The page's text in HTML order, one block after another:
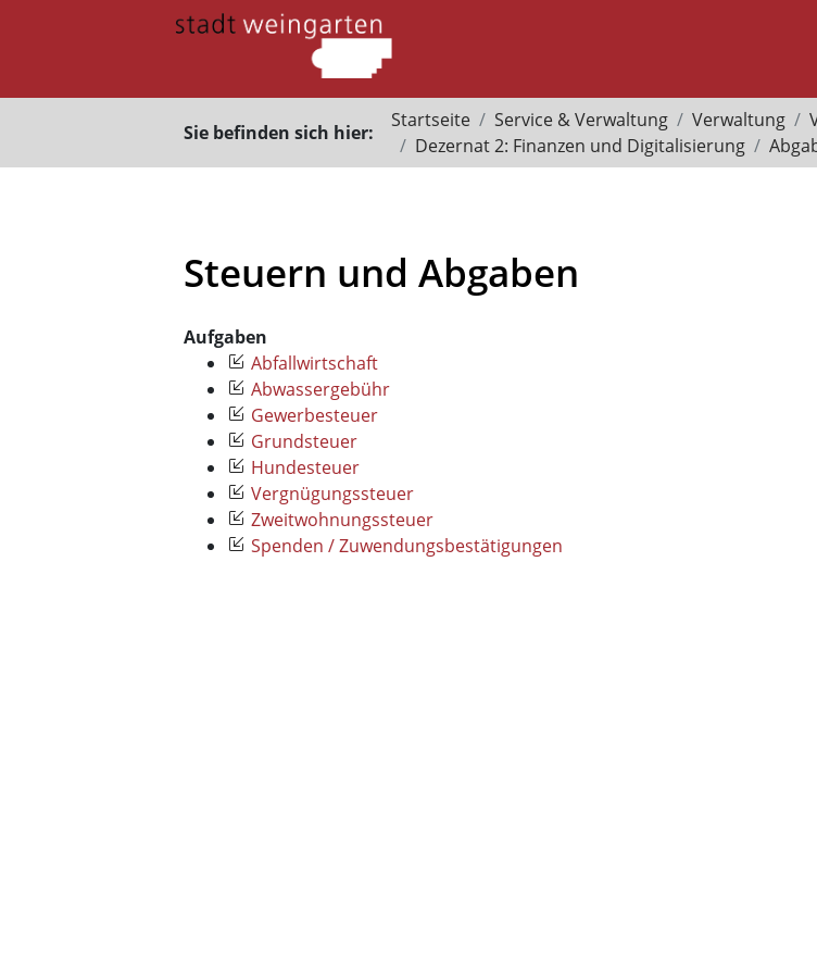
Sie befinden sich hier:
Startseite Service & Verwaltung Verwaltung
Dezernat 2: Finanzen und Digitalisierung
Steuern und Abgaben
Aufgaben
Abfallwirtschaft
Abwassergebühr
Gewerbesteuer
Grundsteuer
Hundesteuer
Vergnügungssteuer
Zweitwohnungssteuer
Spenden / Zuwendungsbestätigungen